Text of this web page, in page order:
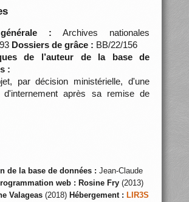
: Archives nationales
Dossiers de grâce : BB/22/156
de l’auteur de la base de
:
par décision ministérielle, d'une
d'internement après sa remise de
de la base de données : Jean-Claude
web : Rosine Fry(2013)
Valageas (2018) Hébergement : LIR3S